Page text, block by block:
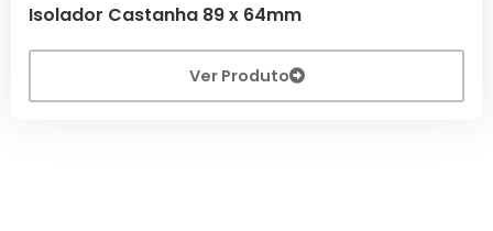
Isolador Castanha 89 x 64mm
Ver Produto